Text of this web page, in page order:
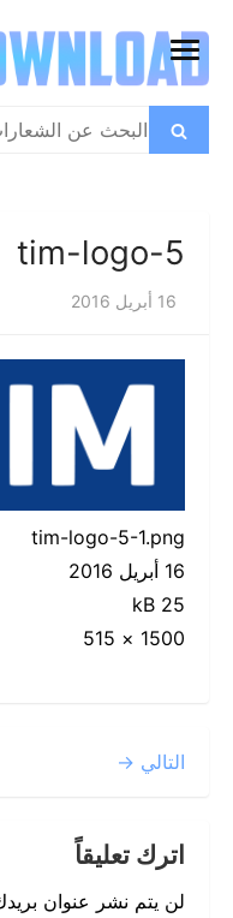
إلى
المحتوى
فتح
بحث
عن:
بحث
tim-logo-5
16 أبريل 2016
tim-logo-5-1.png
16 أبريل 2016
25 kB
1500 × 515
التالي →
اترك تعليقاً
لن يتم نشر عنوان